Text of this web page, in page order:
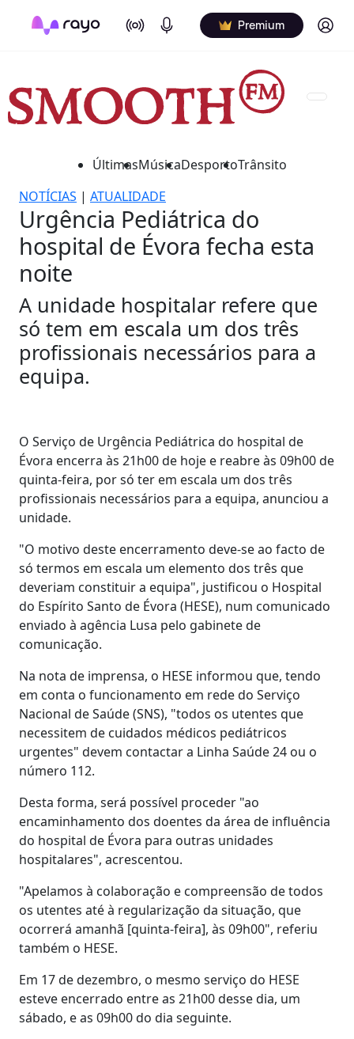
On Air Podcasts Premium Log in
ÚltimasMúsicaDesportoTrânsito
NOTÍCIAS | ATUALIDADE
Urgência Pediátrica do
hospital de Évora fecha esta
noite
A unidade hospitalar refere que
só tem em escala um dos três
profissionais necessários para a
equipa.
O Serviço de Urgência Pediátrica do hospital de
Évora encerra às 21h00 de hoje e reabre às 09h00 de
quinta-feira, por só ter em escala um dos três
profissionais necessários para a equipa, anunciou a
unidade.
"O motivo deste encerramento deve-se ao facto de
só termos em escala um elemento dos três que
deveriam constituir a equipa", justificou o Hospital
do Espírito Santo de Évora (HESE), num comunicado
enviado à agência Lusa pelo gabinete de
comunicação.
Na nota de imprensa, o HESE informou que, tendo
em conta o funcionamento em rede do Serviço
Nacional de Saúde (SNS), "todos os utentes que
necessitem de cuidados médicos pediátricos
urgentes" devem contactar a Linha Saúde 24 ou o
número 112.
Desta forma, será possível proceder "ao
encaminhamento dos doentes da área de influência
do hospital de Évora para outras unidades
hospitalares", acrescentou.
"Apelamos à colaboração e compreensão de todos
os utentes até à regularização da situação, que
ocorrerá amanhã [quinta-feira], às 09h00", referiu
também o HESE.
Em 17 de dezembro, o mesmo serviço do HESE
esteve encerrado entre as 21h00 desse dia, um
sábado, e as 09h00 do dia seguinte.